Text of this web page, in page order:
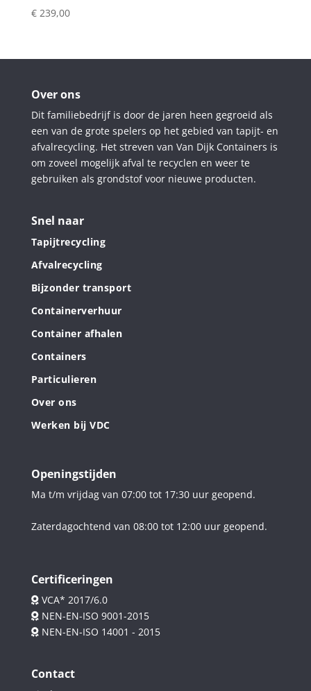
€239,00
Over ons
Dit familiebedrijf is door de jaren heen gegroeid als
een van de grote spelers op het gebied van tapijt- en
afvalrecycling. Het streven van Van Dijk Containers is
om zoveel mogelijk afval te recyclen en weer te
gebruiken als grondstof voor nieuwe producten.
Snel naar
Tapijtrecycling
Afvalrecycling
Bijzonder transport
Containerverhuur
Container afhalen
Containers
Particulieren
Over ons
Werken bij VDC
Openingstijden
Ma t/m vrijdag van 07:00 tot 17:30 uur geopend.
Zaterdagochtend van 08:00 tot 12:00 uur geopend.
Certificeringen
VCA* 2017/6.0
NEN-EN-ISO 9001-2015
NEN-EN-ISO 14001 - 2015
Contact